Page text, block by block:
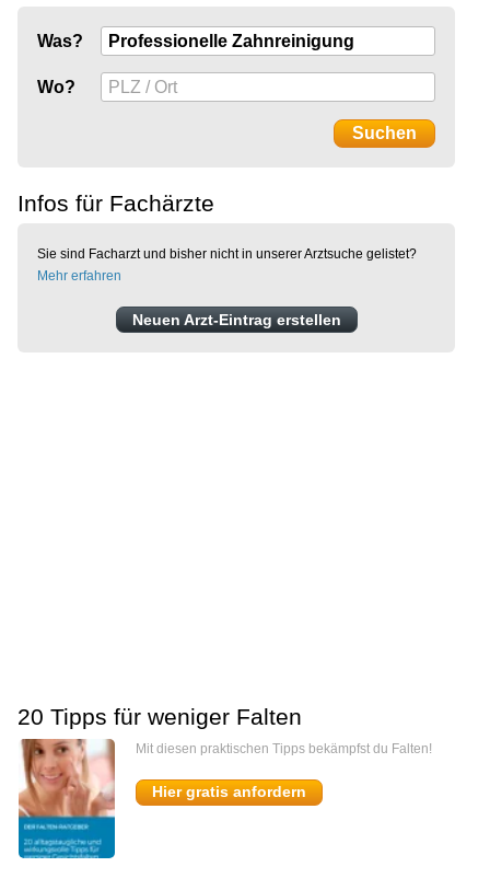
Was?
Wo?
Infos für Fachärzte
Sie sind Facharzt und bisher nicht in unserer Arztsuche gelistet?
Mehr erfahren
Neuen Arzt-Eintrag erstellen
20 Tipps für weniger Falten
Mit diesen praktischen Tipps bekämpfst du Falten!
Hier gratis anfordern